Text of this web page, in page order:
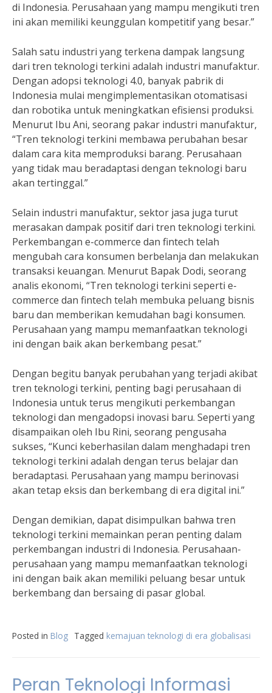
di Indonesia. Perusahaan yang mampu mengikuti tren
ini akan memiliki keunggulan kompetitif yang besar.”
Salah satu industri yang terkena dampak langsung
dari tren teknologi terkini adalah industri manufaktur.
Dengan adopsi teknologi 4.0, banyak pabrik di
Indonesia mulai mengimplementasikan otomatisasi
dan robotika untuk meningkatkan efisiensi produksi.
Menurut Ibu Ani, seorang pakar industri manufaktur,
“Tren teknologi terkini membawa perubahan besar
dalam cara kita memproduksi barang. Perusahaan
yang tidak mau beradaptasi dengan teknologi baru
akan tertinggal.”
Selain industri manufaktur, sektor jasa juga turut
merasakan dampak positif dari tren teknologi terkini.
Perkembangan e-commerce dan fintech telah
mengubah cara konsumen berbelanja dan melakukan
transaksi keuangan. Menurut Bapak Dodi, seorang
analis ekonomi, “Tren teknologi terkini seperti e-
commerce dan fintech telah membuka peluang bisnis
baru dan memberikan kemudahan bagi konsumen.
Perusahaan yang mampu memanfaatkan teknologi
ini dengan baik akan berkembang pesat.”
Dengan begitu banyak perubahan yang terjadi akibat
tren teknologi terkini, penting bagi perusahaan di
Indonesia untuk terus mengikuti perkembangan
teknologi dan mengadopsi inovasi baru. Seperti yang
disampaikan oleh Ibu Rini, seorang pengusaha
sukses, “Kunci keberhasilan dalam menghadapi tren
teknologi terkini adalah dengan terus belajar dan
beradaptasi. Perusahaan yang mampu berinovasi
akan tetap eksis dan berkembang di era digital ini.”
Dengan demikian, dapat disimpulkan bahwa tren
teknologi terkini memainkan peran penting dalam
perkembangan industri di Indonesia. Perusahaan-
perusahaan yang mampu memanfaatkan teknologi
ini dengan baik akan memiliki peluang besar untuk
berkembang dan bersaing di pasar global.
Posted in Blog Tagged kemajuan teknologi di era globalisasi
Peran Teknologi Informasi